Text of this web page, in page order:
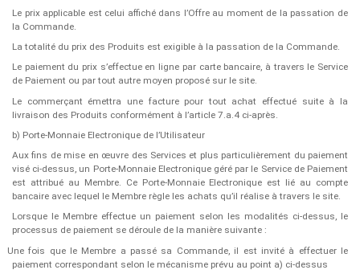
Le prix applicable est celui affiché dans l’Offre au moment de la passation de
la Commande.
La totalité du prix des Produits est exigible à la passation de la Commande.
Le paiement du prix s’effectue en ligne par carte bancaire, à travers le Service
de Paiement ou par tout autre moyen proposé sur le site.
Le commerçant émettra une facture pour tout achat effectué suite à la
livraison des Produits conformément à l’article 7.a.4 ci-après.
b) Porte-Monnaie Electronique de l’Utilisateur
Aux fins de mise en œuvre des Services et plus particulièrement du paiement
visé ci-dessus, un Porte-Monnaie Electronique géré par le Service de Paiement
est attribué au Membre. Ce Porte-Monnaie Electronique est lié au compte
bancaire avec lequel le Membre règle les achats qu’il réalise à travers le site.
Lorsque le Membre effectue un paiement selon les modalités ci-dessus, le
processus de paiement se déroule de la manière suivante :
Une fois que le Membre a passé sa Commande, il est invité à effectuer le
paiement correspondant selon le mécanisme prévu au point a) ci-dessus